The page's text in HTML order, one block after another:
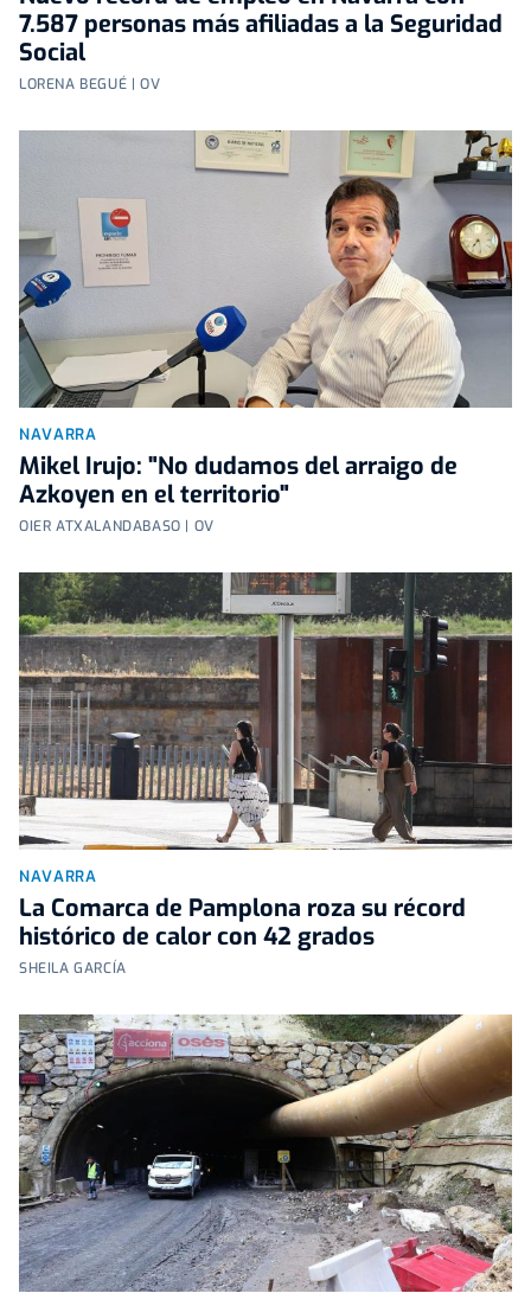
7.587 personas más afiliadas a la Seguridad
Social
LORENA BEGUÉ | OV
NAVARRA
Mikel Irujo: "No dudamos del arraigo de
Azkoyen en el territorio"
OIER ATXALANDABASO | OV
NAVARRA
La Comarca de Pamplona roza su récord
histórico de calor con 42 grados
SHEILA GARCÍA